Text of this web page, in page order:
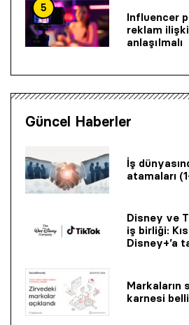
5
Influencer
reklam
anlaşılmalı
Güncel Haberler
İş
atamaları
Disney ve
iş birliği:
Disney+’a
Markaların
karnesi